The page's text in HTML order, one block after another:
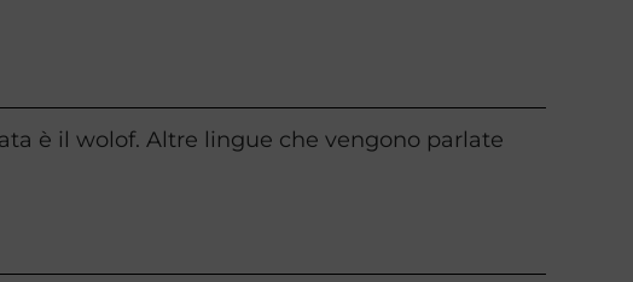
è il wolof. Altre lingue che vengono parlate